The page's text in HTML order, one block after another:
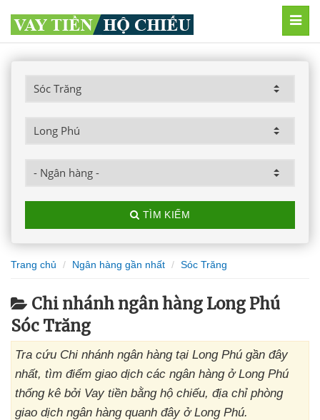
TÌM KIẾM
Trang chủ Ngân hàng gần nhất Sóc Trăng
Chi nhánh ngân hàng Long Phú
Sóc Trăng
Tra cứu Chi nhánh ngân hàng tại Long Phú gần đây
nhất, tìm điểm giao dịch các ngân hàng ở Long Phú
thống kê bởi Vay tiền bằng hộ chiếu, địa chỉ phòng
giao dịch ngân hàng quanh đây ở Long Phú.